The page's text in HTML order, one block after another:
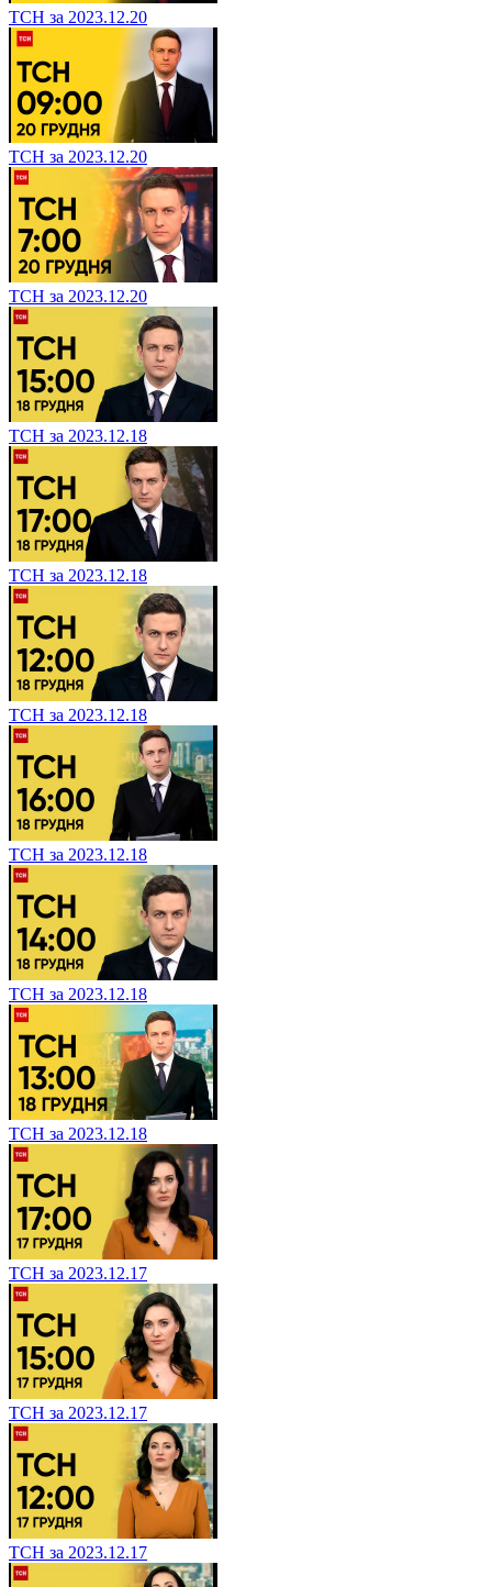
ТСН за 2023.12.20
ТСН за 2023.12.20
ТСН за 2023.12.20
ТСН за 2023.12.18
ТСН за 2023.12.18
ТСН за 2023.12.18
ТСН за 2023.12.18
ТСН за 2023.12.18
ТСН за 2023.12.18
ТСН за 2023.12.17
ТСН за 2023.12.17
ТСН за 2023.12.17